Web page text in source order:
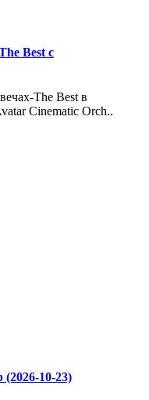
Best с
The Best в
Cinematic Orch..
10-23)